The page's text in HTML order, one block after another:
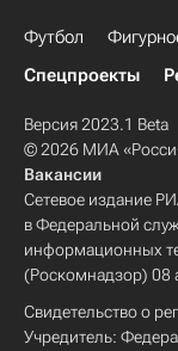
Футбол
Спецпроекты
Версия 2023.1 Beta
© 2026 МИА
Вакансии
Сетевое издание
в Федеральной
информационных
(Роскомнадзор) 08
Свидетельство о
Учредитель: